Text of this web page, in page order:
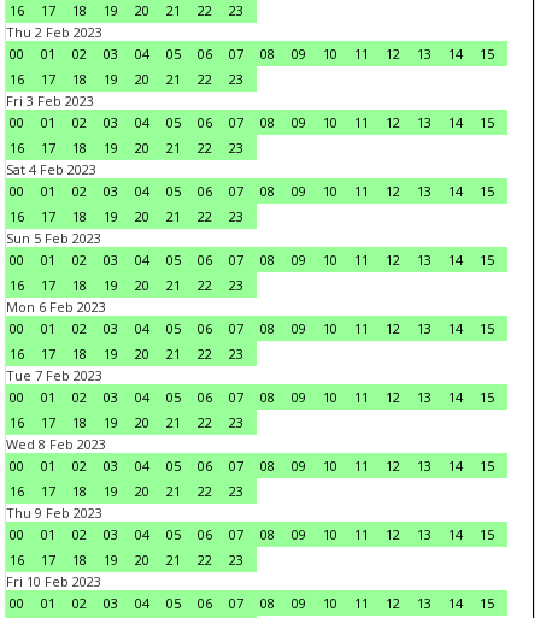
16
17 18 19 20 21 22
23
Thu 2 Feb 2023
00
01 02 03 04 05 06 07 08 09 10 11 12 13 14
15
16
17 18 19 20 21 22
23
Fri 3 Feb 2023
00
01 02 03 04 05 06 07 08 09 10 11 12 13 14
15
16
17 18 19 20 21 22
23
Sat 4 Feb 2023
00
01 02 03 04 05 06 07 08 09 10 11 12 13 14
15
16
17 18 19 20 21 22
23
Sun 5 Feb 2023
00
01 02 03 04 05 06 07 08 09 10 11 12 13 14
15
16
17 18 19 20 21 22
23
Mon 6 Feb 2023
00
01 02 03 04 05 06 07 08 09 10 11 12 13 14
15
16
17 18 19 20 21 22
23
Tue 7 Feb 2023
00
01 02 03 04 05 06 07 08 09 10 11 12 13 14
15
16
17 18 19 20 21 22
23
Wed 8 Feb 2023
00
01 02 03 04 05 06 07 08 09 10 11 12 13 14
15
16
17 18 19 20 21 22
23
Thu 9 Feb 2023
00
01 02 03 04 05 06 07 08 09 10 11 12 13 14
15
16
17 18 19 20 21 22
23
Fri 10 Feb 2023
00
01 02 03 04 05 06 07 08 09 10 11 12 13 14
15